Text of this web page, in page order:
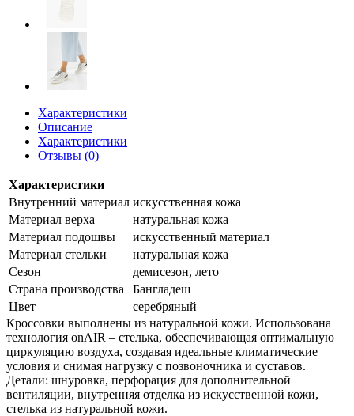
Характеристики
Описание
Характеристики
Отзывы (0)
Характеристики
Внутренний материал искусственная кожа
Материал верха
натуральная кожа
Материал подошвы
искусственный материал
Материал стельки
натуральная кожа
Сезон
демисезон, лето
Страна производства
Бангладеш
Цвет
серебряный
Кроссовки выполнены из натуральной кожи. Использована
технология onAIR – стелька, обеспечивающая оптимальную
циркуляцию воздуха, создавая идеальные климатические
условия и снимая нагрузку с позвоночника и суставов.
Детали: шнуровка, перфорация для дополнительной
вентиляции, внутренняя отделка из искусственной кожи,
стелька из натуральной кожи.